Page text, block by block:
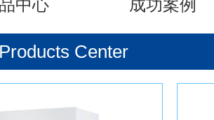
中心 成功案例
Center